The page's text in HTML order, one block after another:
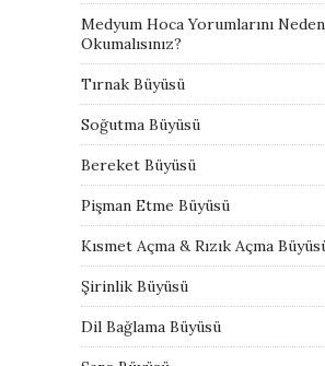
Medyum Hoca Yorumlarını Neden
Okumalısınız?
Tırnak Büyüsü
Soğutma Büyüsü
Bereket Büyüsü
Pişman Etme Büyüsü
Kısmet Açma & Rızık Açma
Şirinlik Büyüsü
Dil Bağlama Büyüsü